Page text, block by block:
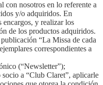
con nosotros en lo referente a
y/o adquiridos. En
encargos, y realizar los
de los productos adquiridos.
“La Missa de cada
correspondientes a
(“Newsletter”);
a “Club Claret”, aplicarle